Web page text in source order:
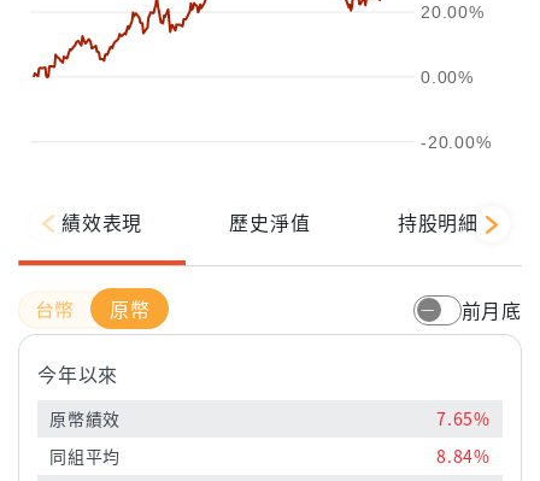
-20.00%
0.00%
20.00%
績效表現 歷史淨值 持股明細
原幣 前月底
今年以來
原幣績效
7.65%
同組平均
8.84%